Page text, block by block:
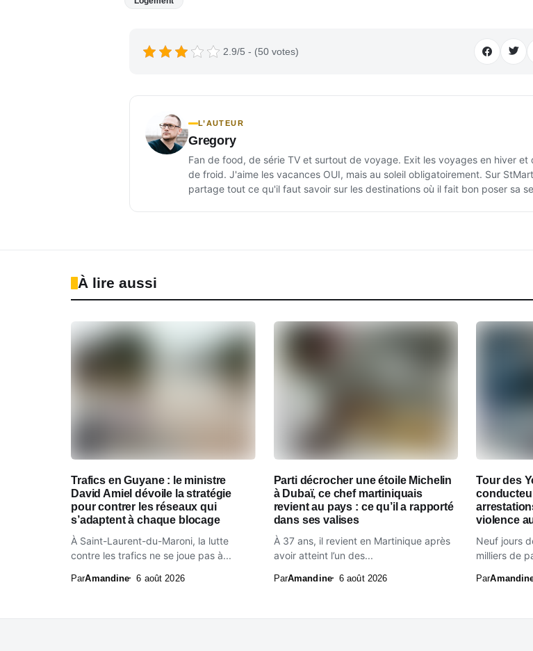
2.9/5 - (50 votes)
L’AUTEUR
Gregory
Fan de food, de série TV et surtout de voyage. Exit les voyages en hiver et
de froid. J'aime les vacances OUI, mais au soleil obligatoirement. Sur
partage tout ce qu'il faut savoir sur les destinations où il fait bon poser sa
À lire aussi
Trafics en Guyane : le ministre
David Amiel dévoile la stratégie
pour contrer les réseaux qui
s’adaptent à chaque blocage
À Saint-Laurent-du-Maroni, la lutte
contre les trafics ne se joue pas à...
ParAmandine 6 août 2026
Parti décrocher une étoile Michelin
à Dubaï, ce chef martiniquais
revient au pays : ce qu’il a rapporté
dans ses valises
À 37 ans, il revient en Martinique après
avoir atteint l’un des...
ParAmandine 6 août 2026
Tour des
violence
Neuf jours
milliers de
Par